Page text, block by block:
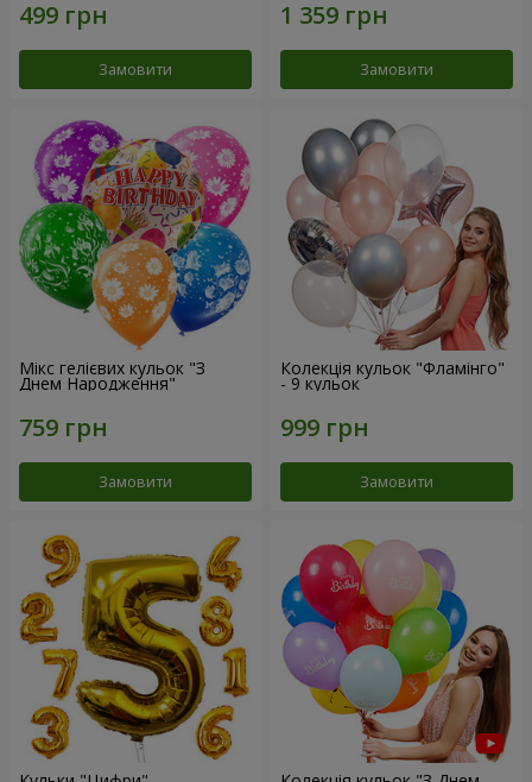
Замовити Замовити
Мікс гелієвих кульок "З
Днем Народження"
Замовити
Колекція кульок "Фламінго"
- 9 кульок
Замовити